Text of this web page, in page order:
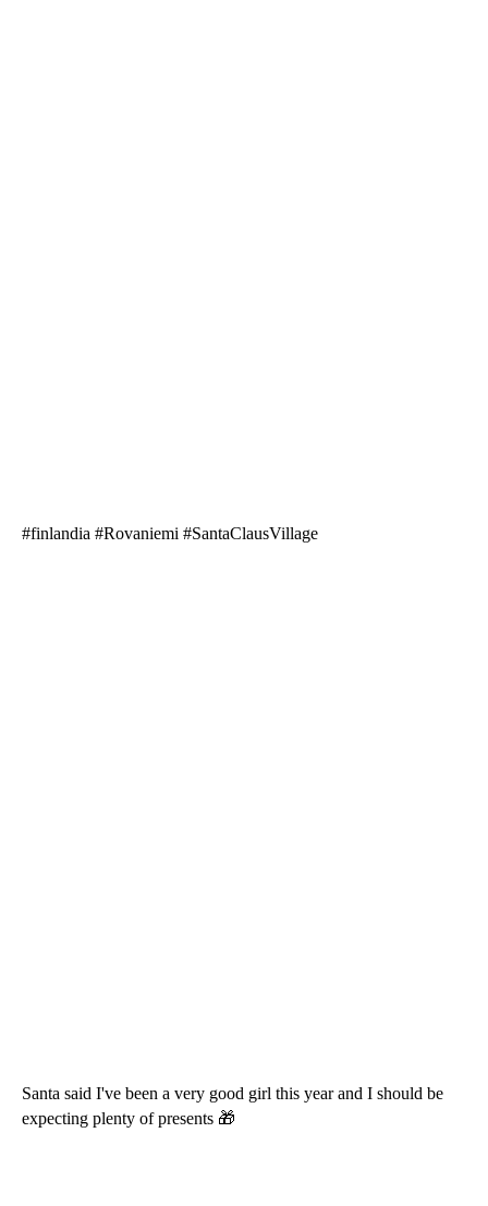
#finlandia #Rovaniemi #SantaClausVillage
Santa said I've been a very good girl this year and I should be
expecting plenty of presents 🎁